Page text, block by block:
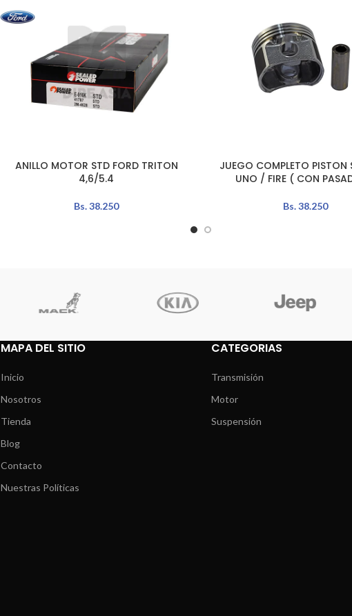
LEER MÁS
ANILLO MOTOR STD FORD TRITON
4,6/5.4
Bs.38.250
AÑADIR AL CARRITO
JUEGO COMPLETO PISTON
UNO / FIRE ( CON
Bs.38.250
MAPA DEL SITIO
Inicio
Nosotros
Tienda
Blog
Contacto
Nuestras Políticas
CATEGORIAS
Transmisión
Motor
Suspensión